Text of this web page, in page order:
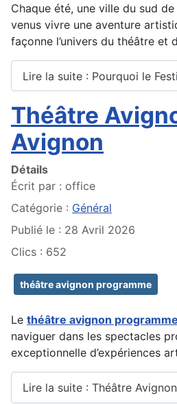
Chaque été, une ville du sud
venus vivre une aventure
façonne l’univers du théâtre et
Lire la suite : Pourquoi le
Théâtre
Avignon
Détails
Écrit par : office
Catégorie : Général
Publié le : 28 Avril 2026
Clics : 652
théâtre avignon programme
Le théâtre avignon programme
naviguer dans les spectacles
exceptionnelle d’expériences
Lire la suite : Théâtre